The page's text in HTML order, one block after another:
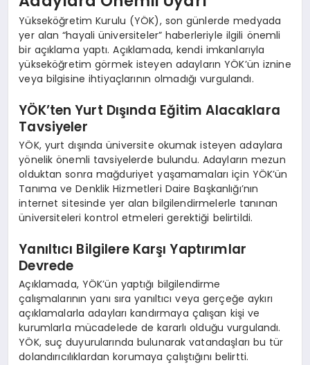
Yükseköğretim Kurulu (YÖK), son günlerde medyada
yer alan “hayali üniversiteler” haberleriyle ilgili önemli
bir açıklama yaptı. Açıklamada, kendi imkanlarıyla
yükseköğretim görmek isteyen adayların YÖK’ün iznine
veya bilgisine ihtiyaçlarının olmadığı vurgulandı.
YÖK’ten Yurt Dışında Eğitim Alacaklara
Tavsiyeler
YÖK, yurt dışında üniversite okumak isteyen adaylara
yönelik önemli tavsiyelerde bulundu. Adayların mezun
olduktan sonra mağduriyet yaşamamaları için YÖK’ün
Tanıma ve Denklik Hizmetleri Daire Başkanlığı’nın
internet sitesinde yer alan bilgilendirmelerle tanınan
üniversiteleri kontrol etmeleri gerektiği belirtildi.
Yanıltıcı Bilgilere Karşı Yaptırımlar
Devrede
Açıklamada, YÖK’ün yaptığı bilgilendirme
çalışmalarının yanı sıra yanıltıcı veya gerçeğe aykırı
açıklamalarla adayları kandırmaya çalışan kişi ve
kurumlarla mücadelede de kararlı olduğu vurgulandı.
YÖK, suç duyurularında bulunarak vatandaşları bu tür
dolandırıcılıklardan korumaya çalıştığını belirtti.